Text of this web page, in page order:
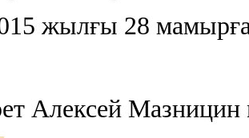
жылғы 28 мамырға
Алексей Мазницин